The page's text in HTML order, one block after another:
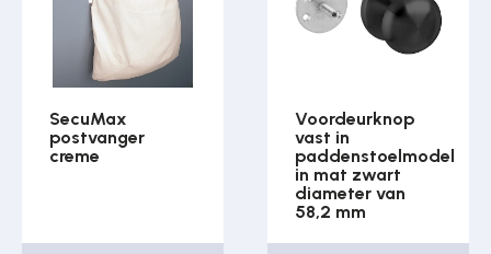
SecuMax
postvanger
creme
Voordeurknop
vast in
paddenstoelmodel
in mat zwart
diameter van
58,2 mm